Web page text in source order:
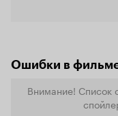
Ошибки в
Внимание! Список